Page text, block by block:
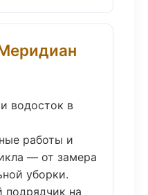
водосток в
работы и
— от замера
уборки.
подрядчик на